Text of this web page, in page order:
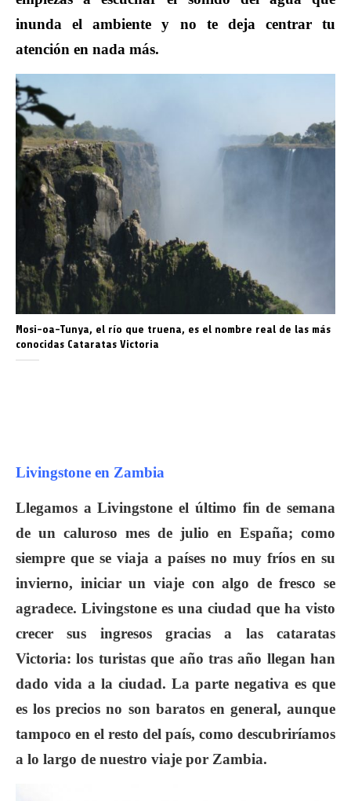
inunda el ambiente y no te deja centrar tu
atención en nada más.
Mosi-oa-Tunya, el río que truena, es el nombre real de las más
conocidas Cataratas Victoria
Livingstone en Zambia
Llegamos a Livingstone el último fin de semana
de un caluroso mes de julio en España; como
siempre que se viaja a países no muy fríos en su
invierno, iniciar un viaje con algo de fresco se
agradece. Livingstone es una ciudad que ha visto
crecer sus ingresos gracias a las cataratas
Victoria: los turistas que año tras año llegan han
dado vida a la ciudad. La parte negativa es que
es los precios no son baratos en general, aunque
tampoco en el resto del país, como descubriríamos
a lo largo de nuestro viaje por Zambia.